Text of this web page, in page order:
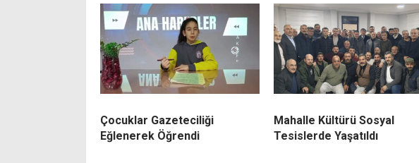
Çocuklar Gazeteciliği
Eğlenerek Öğrendi
Mahalle Kültürü Sosyal
Tesislerde Yaşatıldı